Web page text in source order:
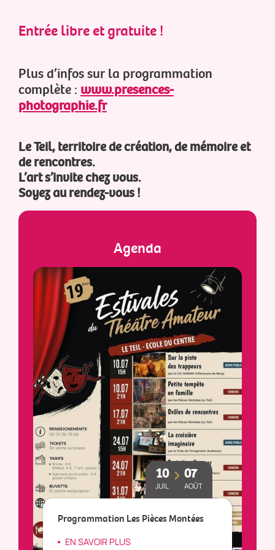
Entrée libre et gratuite !
Plus d’infos sur la programmation
complète : www.presences-
photographie.fr
Le Teil, territoire de création, de mémoire et
de rencontres.
L’art s’invite chez vous.
Soyez au rendez-vous !
Agenda
10
JUIL
07
AOÛT
Programmation Les Pièces Montées
EN SAVOIR PLUS